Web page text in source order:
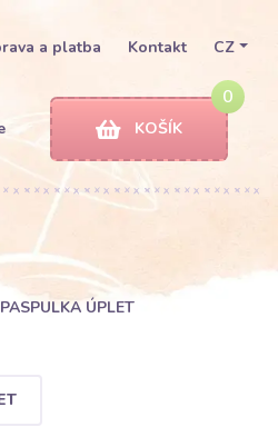
a platba Kontakt CZ
0
KOŠÍK
ÚPLET